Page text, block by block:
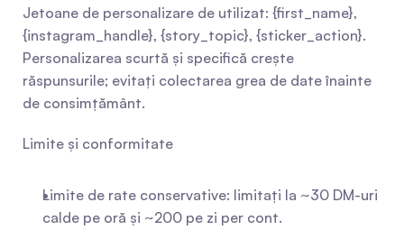
Jetoane de personalizare de utilizat: {first_name},
{instagram_handle}, {story_topic}, {sticker_action}.
Personalizarea scurtă și specifică crește
răspunsurile; evitați colectarea grea de date înainte
de consimțământ.
Limite și conformitate
Limite de rate conservative: limitați la ~30 DM-uri
calde pe oră și ~200 pe zi per cont.